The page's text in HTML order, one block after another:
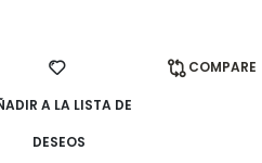
A LA LISTA DE
DESEOS
COMPARE